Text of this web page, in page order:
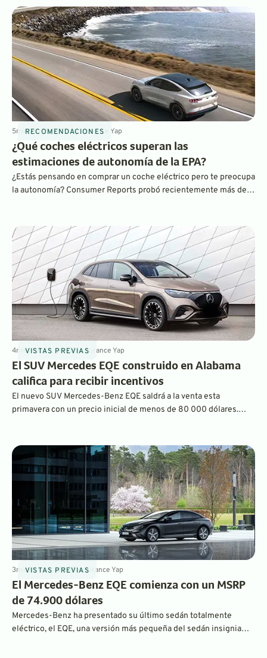
RECOMENDACIONES
5minDec 18, 2023ByLaurance Yap
¿Qué coches eléctricos superan las
estimaciones de autonomía de la EPA?
¿Estás pensando en comprar un coche eléctrico pero te preocupa
la autonomía? Consumer Reports probó recientemente más de
cuando se conducían a altas velocidades en la autopista.
¿Cuáles?
VISTAS PREVIAS
4minMar 29, 2023ByLaurance Yap
El SUV Mercedes EQE construido en Alabama
califica para recibir incentivos
El nuevo SUV Mercedes-Benz EQE saldrá a la venta esta
primavera con un precio inicial de menos de 80 000 dólares.
completo de 7.500 dólares. También está repleto de tecnología
interesante.
VISTAS PREVIAS
3minNov 16, 2022ByLaurance Yap
El Mercedes-Benz EQE comienza con un MSRP
de 74.900 dólares
Mercedes-Benz ha presentado su último sedán totalmente
eléctrico, el EQE, una versión más pequeña del sedán insignia